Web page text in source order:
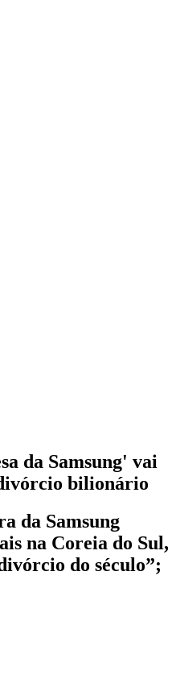
da Samsung' vai
bilionário
da Samsung
na Coreia do Sul,
do século”;